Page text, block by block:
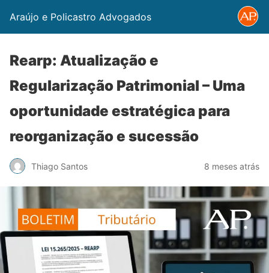
Araújo e Policastro Advogados
Rearp: Atualização e
Regularização Patrimonial – Uma
oportunidade estratégica para
reorganização e sucessão
Thiago Santos 8 meses atrás